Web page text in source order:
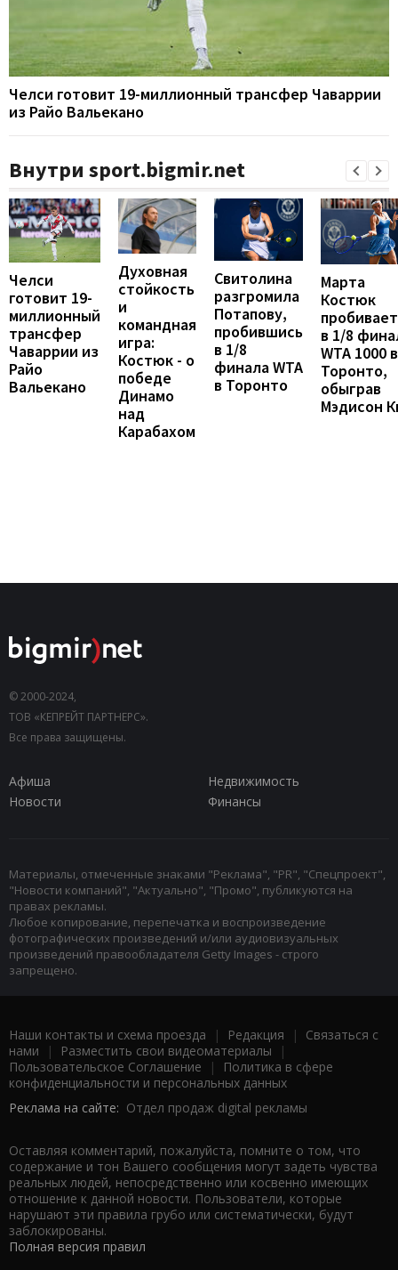
Челси готовит 19-миллионный трансфер Чаваррии
из Райо Вальекано
Внутри sport.bigmir.net
Челси
готовит 19-
миллионный
трансфер
Чаваррии из
Райо
Вальекано
Духовная
стойкость
и
командная
игра:
Костюк - о
победе
Динамо
над
Карабахом
Свитолина
разгромила
Потапову,
пробившись
в 1/8
финала WTA
в Торонто
Марта
Костюк
в 1/8
WTA 1000 в
Торонто,
обыграв
Мэдисон
© 2000-2024,
ТОВ «КЕПРЕЙТ ПАРТНЕРС».
Все права защищены.
Афиша
Недвижимость
Новости
Финансы
Материалы, отмеченные знаками "Реклама", "PR", "Спецпроект",
"Новости компаний", "Актуально", "Промо", публикуются на
правах рекламы.
Любое копирование, перепечатка и воспроизведение
фотографических произведений и/или аудиовизуальных
произведений правообладателя Getty Images - строго
запрещено.
Наши контакты и схема проезда | Редакция | Связаться с
нами | Разместить свои видеоматериалы |
Пользовательское Соглашение |
Политика в сфере
конфиденциальности и персональных данных
Реклама на сайте: Отдел продаж digital рекламы
Оставляя комментарий, пожалуйста, помните о том, что
содержание и тон Вашего сообщения могут задеть чувства
реальных людей, непосредственно или косвенно имеющих
отношение к данной новости. Пользователи, которые
нарушают эти правила грубо или систематически, будут
заблокированы.
Полная версия правил